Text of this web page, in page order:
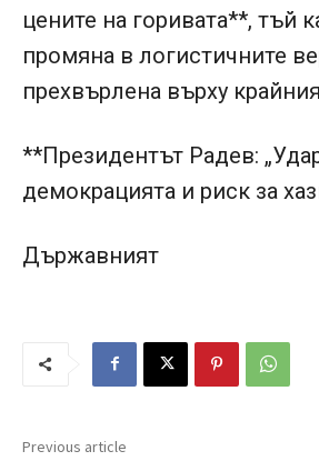
цените на горивата**, тъй
промяна в логистичните
прехвърлена върху
**Президентът Радев:
демокрацията и риск за
Държавният
Previous article